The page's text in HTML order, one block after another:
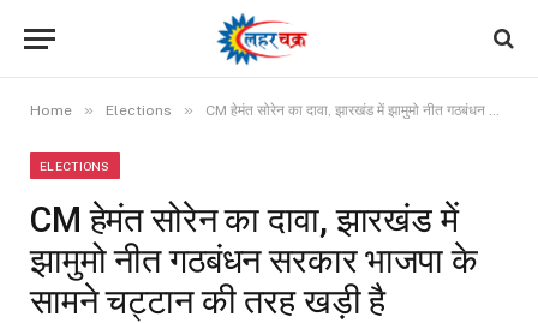
Home » Elections » CM हेमंत सोरेन का दावा, झारखंड में झामुमो नीत गठबंधन सरकार भाजपा के सामने चट्टान की तरह खड़ी है
ELECTIONS
CM हेमंत सोरेन का दावा, झारखंड में
झामुमो नीत गठबंधन सरकार भाजपा के
सामने चट्टान की तरह खड़ी है